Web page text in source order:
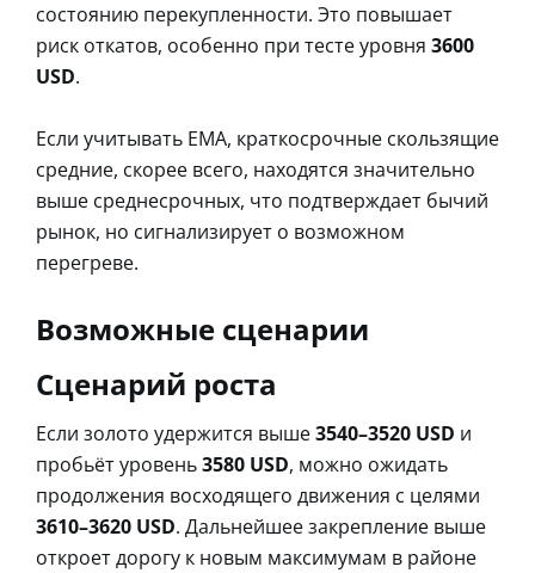
состоянию перекупленности. Это повышает
риск откатов, особенно при тесте уровня 3600
USD.
Если учитывать EMA, краткосрочные скользящие
средние, скорее всего, находятся значительно
выше среднесрочных, что подтверждает бычий
рынок, но сигнализирует о возможном
перегреве.
Возможные сценарии
Сценарий роста
Если золото удержится выше3540–3520 USD и
пробьёт уровень3580 USD, можно ожидать
продолжения восходящего движения с целями
3610–3620 USD. Дальнейшее закрепление выше
откроет дорогу к новым максимумам в районе